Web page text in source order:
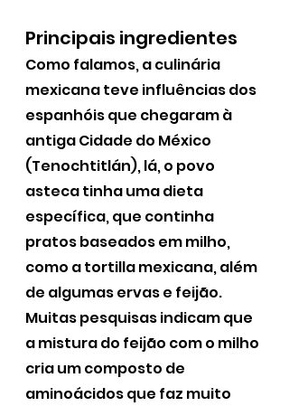
Principais ingredientes
Como falamos, a culinária
mexicana teve influências dos
espanhóis que chegaram à
antiga Cidade do México
(Tenochtitlán), lá, o povo
asteca tinha uma dieta
específica, que continha
pratos baseados em milho,
como a tortilla mexicana, além
de algumas ervas e feijão.
Muitas pesquisas indicam que
a mistura do feijão com o milho
cria um composto de
aminoácidos que faz muito